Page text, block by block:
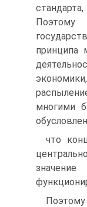
принципа
многими
что